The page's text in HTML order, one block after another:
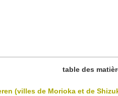
table des
(villes de Morioka et de